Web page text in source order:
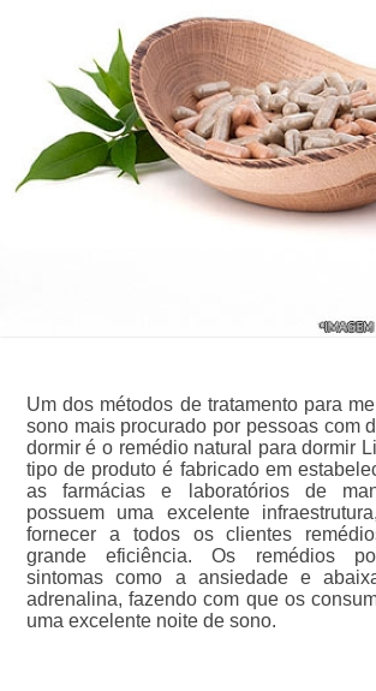
Um dos métodos de tratamento para
sono mais procurado por pessoas com
dormir é o remédio natural para dormir
tipo de produto é fabricado em
as farmácias e laboratórios de
possuem uma excelente
fornecer a todos os clientes
grande eficiência. Os remédios
sintomas como a ansiedade e
adrenalina, fazendo com que os
uma excelente noite de sono.